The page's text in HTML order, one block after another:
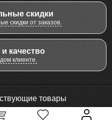
скидки
скидки от заказов.
и качество
клиенте.
товары